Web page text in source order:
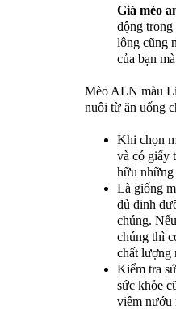
Giá mèo
động trong
lông cũng
của bạn
Mèo ALN màu
nuôi từ ăn uống
Khi chọn
và có giấy
hữu
Là giống
đủ dinh
chúng.
chúng thì
chất lượng
Kiểm tra
sức khỏe
viêm nướu